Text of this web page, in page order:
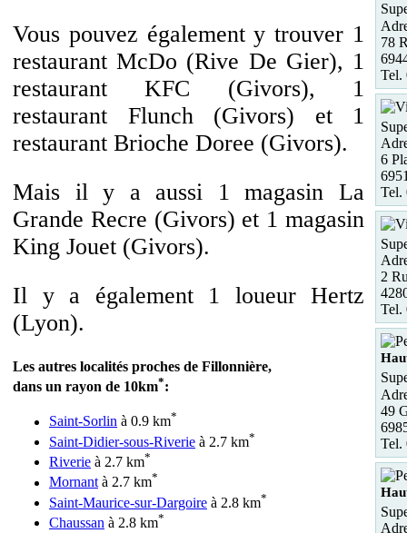
Vous pouvez également y trouver 1
restaurant McDo (Rive De Gier), 1
restaurant KFC (Givors), 1
restaurant Flunch (Givors) et 1
restaurant Brioche Doree (Givors).
Mais il y a aussi 1 magasin La
Grande Recre (Givors) et 1 magasin
King Jouet (Givors).
Il y a également 1 loueur Hertz
(Lyon).
Les autres localités proches de Fillonnière,
dans un rayon de 10km*:
Saint-Sorlin à 0.9 km*
Saint-Didier-sous-Riverie à 2.7 km*
Riverie à 2.7 km*
Mornantà 2.7 km*
Saint-Maurice-sur-Dargoire à 2.8 km*
Chaussan à 2.8 km*
78
Tel.
6
Tel.
2
Tel.
49
Tel.